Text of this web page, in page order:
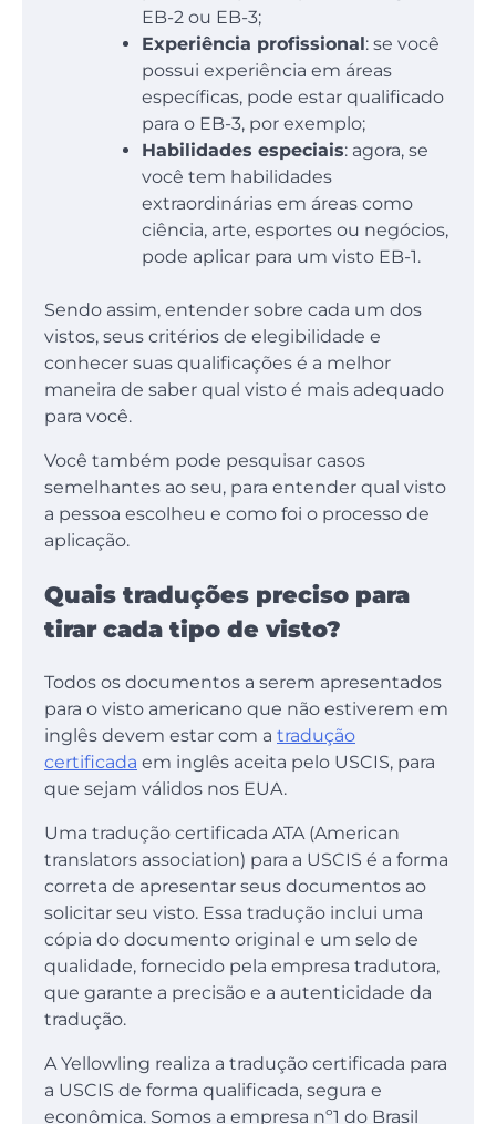
EB-2 ou EB-3;
Experiência profissional : se você
possui experiência em áreas
específicas, pode estar qualificado
para o EB-3, por exemplo;
Habilidades especiais: agora, se
você tem habilidades
extraordinárias em áreas como
ciência, arte, esportes ou negócios,
pode aplicar para um visto EB-1.
Sendo assim, entender sobre cada um dos
vistos, seus critérios de elegibilidade e
conhecer suas qualificações é a melhor
maneira de saber qual visto é mais adequado
para você.
Você também pode pesquisar casos
semelhantes ao seu, para entender qual visto
a pessoa escolheu e como foi o processo de
aplicação.
Quais traduções preciso para
tirar cada tipo de visto?
Todos os documentos a serem apresentados
para o visto americano que não estiverem em
inglês devem estar com a tradução
certificada em inglês aceita pelo USCIS, para
que sejam válidos nos EUA.
Uma tradução certificada ATA (American
translators association) para a USCIS é a forma
correta de apresentar seus documentos ao
solicitar seu visto. Essa tradução inclui uma
cópia do documento original e um selo de
qualidade, fornecido pela empresa tradutora,
que garante a precisão e a autenticidade da
tradução.
A Yellowling realiza a tradução certificada para
a USCIS de forma qualificada, segura e
econômica. Somos a empresa nº1 do Brasil